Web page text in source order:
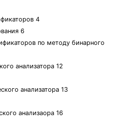
4
6
по методу бинарного
анализатора 12
анализатора 13
анализаора 16